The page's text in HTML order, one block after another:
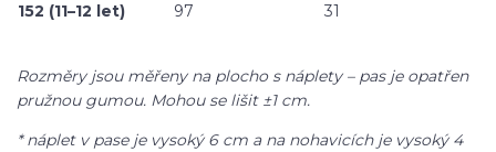
152 (11–12 let)
97 31
Rozměry jsou měřeny na plocho s náplety – pas je opatřen
pružnou gumou. Mohou se lišit ±1 cm.
* náplet v pase je vysoký 6 cm a na nohavicích je vysoký 4